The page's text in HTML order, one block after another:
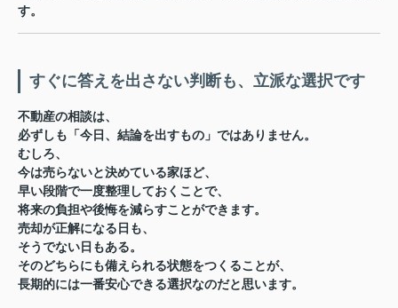
す。
すぐに答えを出さない判断も、立派な選択です
不動産の相談は、
必ずしも「今日、結論を出すもの」ではありません。
むしろ、
今は売らないと決めている家ほど、
早い段階で一度整理しておくことで、
将来の負担や後悔を減らすことができます。
売却が正解になる日も、
そうでない日もある。
そのどちらにも備えられる状態をつくることが、
長期的には一番安心できる選択なのだと思います。